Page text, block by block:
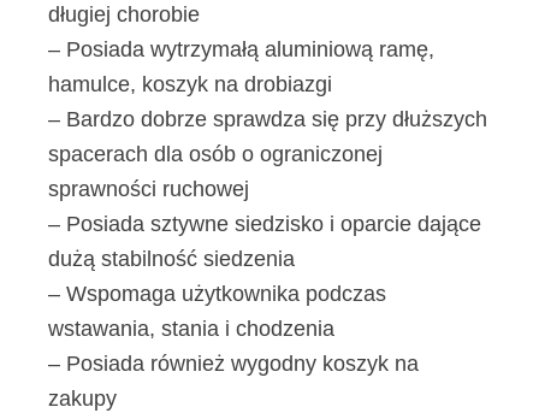
długiej chorobie
– Posiada wytrzymałą aluminiową ramę,
hamulce, koszyk na drobiazgi
– Bardzo dobrze sprawdza się przy dłuższych
spacerach dla osób o ograniczonej
sprawności ruchowej
– Posiada sztywne siedzisko i oparcie dające
dużą stabilność siedzenia
– Wspomaga użytkownika podczas
wstawania, stania i chodzenia
– Posiada również wygodny koszyk na
zakupy